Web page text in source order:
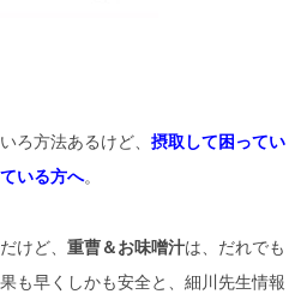
ろ方法あるけど、 摂取して困ってい
いる方へ。
けど、 重曹＆お味噌汁は、だれでも
も早くしかも安全と、細川先生情報